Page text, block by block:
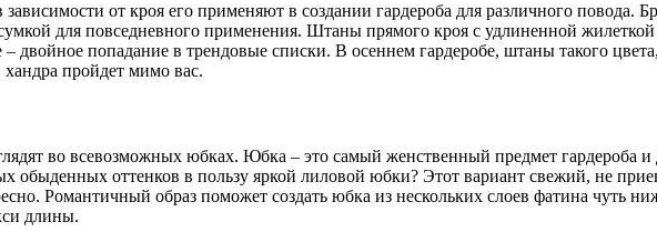
от кроя его применяют в создании гардероба для различного
для повседневного применения. Штаны прямого кроя с удлиненной
двойное попадание в трендовые списки. В осеннем гардеробе, штаны такого
пройдет мимо вас.
во всевозможных юбках. Юбка – это самый женственный предмет гардероба
обыденных оттенков в пользу яркой лиловой юбки? Этот вариант свежий, не
Романтичный образ поможет создать юбка из нескольких слоев фатина чуть
длины.